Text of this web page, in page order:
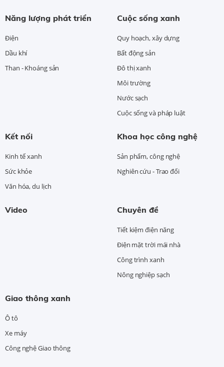
Năng lượng phát triển
Điện
Dầu khí
Than - Khoáng sản
Cuộc sống xanh
Quy hoạch, xây dựng
Bất động sản
Đô thị xanh
Môi trường
Nước sạch
Cuộc sống và pháp luật
Kết nối
Kinh tế xanh
Sức khỏe
Văn hóa, du lịch
Khoa học công nghệ
Sản phẩm, công nghệ
Nghiên cứu - Trao đổi
Video Chuyên đề
Tiết kiệm điện năng
Điện mặt trời mái nhà
Công trình xanh
Nông nghiệp sạch
Giao thông xanh
Ô tô
Xe máy
Công nghệ Giao thông